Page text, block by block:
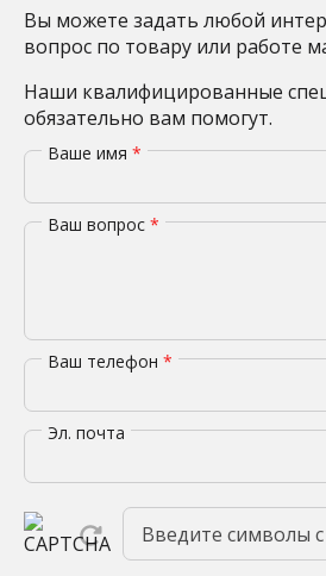
Вы можете задать любой
вопрос по товару или работе
Наши квалифицированные
обязательно вам помогут.
Ваше имя *
Ваш вопрос *
Ваш телефон *
Эл. почта